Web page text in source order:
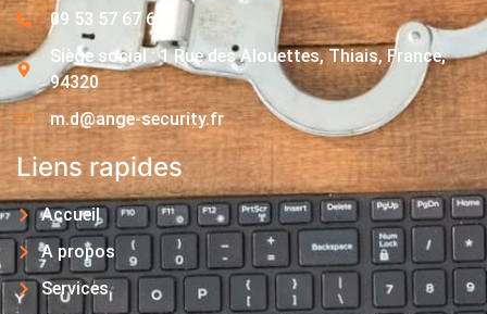
09 53 57 67 63
Siège social : 1 Rue des Alouettes, Thiais, France,
94320
m.d@ange-security.fr
Liens rapides
Accueil
A propos
Services